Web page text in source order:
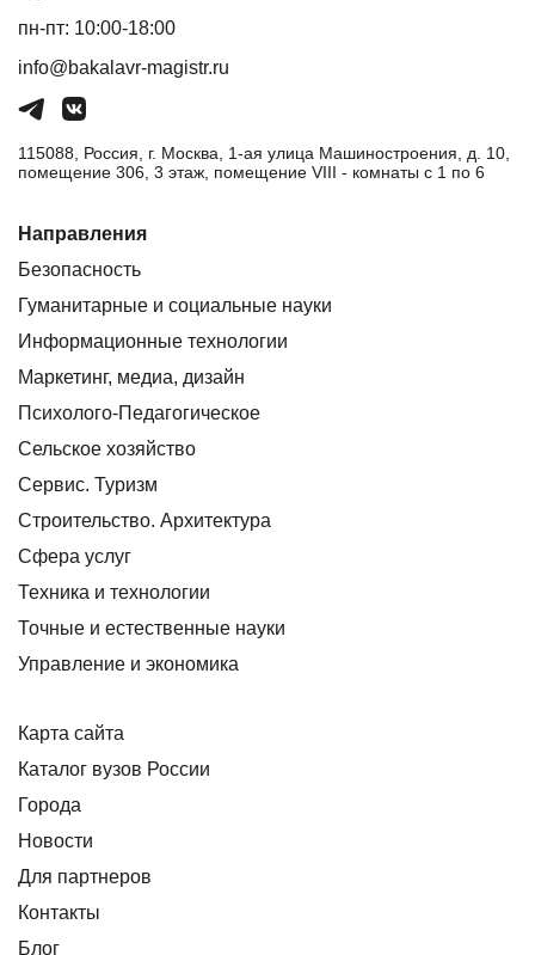
пн-пт: 10:00-18:00
info@bakalavr-magistr.ru
115088, Россия, г. Москва, 1-ая улица Машиностроения, д. 10,
помещение 306, 3 этаж, помещение VIII - комнаты с 1 по 6
Направления
Безопасность
Гуманитарные и социальные науки
Информационные технологии
Маркетинг, медиа, дизайн
Психолого-Педагогическое
Сельское хозяйство
Сервис. Туризм
Строительство. Архитектура
Сфера услуг
Техника и технологии
Точные и естественные науки
Управление и экономика
Карта сайта
Каталог вузов России
Города
Новости
Для партнеров
Контакты
Блог